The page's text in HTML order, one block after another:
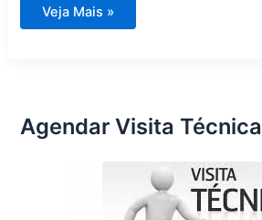
Brastemp
Veja Mais »
Agendar Visita Técnica